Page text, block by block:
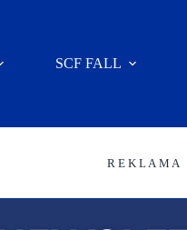
SCF FALL
R E K L A M A